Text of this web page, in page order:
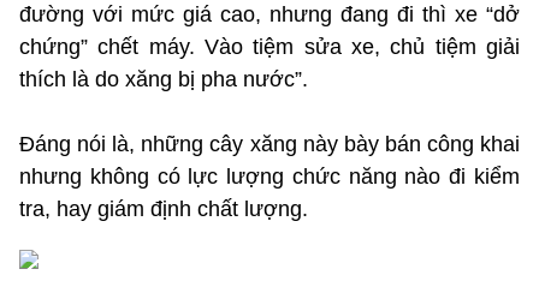
đường với mức giá cao, nhưng đang đi thì xe “dở
chứng” chết máy. Vào tiệm sửa xe, chủ tiệm giải
thích là do xăng bị pha nước”.
Đáng nói là, những cây xăng này bày bán công khai
nhưng không có lực lượng chức năng nào đi kiểm
tra, hay giám định chất lượng.